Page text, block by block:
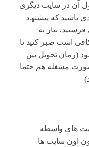
آن در سایت دیگری
باشید که پیشنهاد
نیاز به
است صبر کنید تا
(زمان تحویل بین
مشغله هم حتما
های واسطه
اون سایت ها